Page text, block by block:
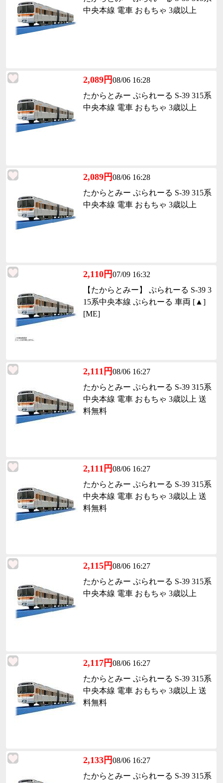
中央本線 電車 おもちゃ 3歳以上
2,089円08/06 16:28
たからとみー ぷられーる S-39 315系
中央本線 電車 おもちゃ 3歳以上
2,089円08/06 16:28
たからとみー ぷられーる S-39 315系
中央本線 電車 おもちゃ 3歳以上
2,110円07/09 16:32
【たからとみー】 ぷられーる S-39 3
15系中央本線 ぷられーる 車両 [▲]
[ME]
2,111円08/06 16:27
たからとみー ぷられーる S-39 315系
中央本線 電車 おもちゃ 3歳以上 送
料無料
2,111円08/06 16:27
たからとみー ぷられーる S-39 315系
中央本線 電車 おもちゃ 3歳以上 送
料無料
2,115円08/06 16:27
たからとみー ぷられーる S-39 315系
中央本線 電車 おもちゃ 3歳以上
2,117円08/06 16:27
たからとみー ぷられーる S-39 315系
中央本線 電車 おもちゃ 3歳以上 送
料無料
2,133円08/06 16:27
たからとみー ぷられーる S-39 315系